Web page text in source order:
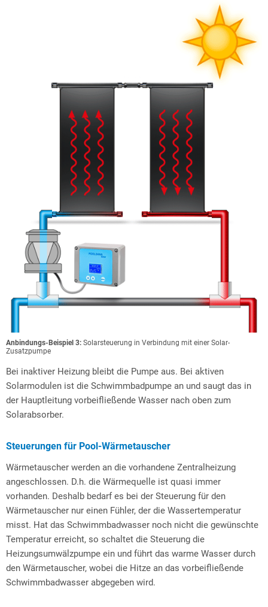
Anbindungs-Beispiel 3: Solarsteuerung in Verbindung mit einer Solar-
Zusatzpumpe
Bei inaktiver Heizung bleibt die Pumpe aus. Bei aktiven
Solarmodulen ist die Schwimmbadpumpe an und saugt das in
der Hauptleitung vorbeifließende Wasser nach oben zum
Solarabsorber.
Steuerungen für Pool-Wärmetauscher
Wärmetauscher werden an die vorhandene Zentralheizung
angeschlossen. D.h. die Wärmequelle ist quasi immer
vorhanden. Deshalb bedarf es bei der Steuerung für den
Wärmetauscher nur einen Fühler, der die Wassertemperatur
misst. Hat das Schwimmbadwasser noch nicht die gewünschte
Temperatur erreicht, so schaltet die Steuerung die
Heizungsumwälzpumpe ein und führt das warme Wasser durch
den Wärmetauscher, wobei die Hitze an das vorbeifließende
Schwimmbadwasser abgegeben wird.